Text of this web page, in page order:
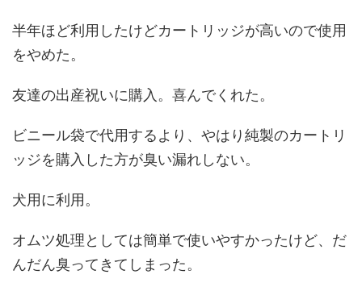
半年ほど利用したけどカートリッジが高いので使用
をやめた。
友達の出産祝いに購入。喜んでくれた。
ビニール袋で代用するより、やはり純製のカートリ
ッジを購入した方が臭い漏れしない。
犬用に利用。
オムツ処理としては簡単で使いやすかったけど、だ
んだん臭ってきてしまった。